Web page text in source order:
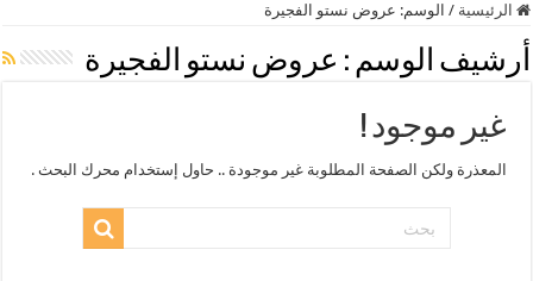
الرئيسية / الوسم: عروض نستو الفجيرة
أرشيف الوسم : عروض نستو الفجيرة
غير موجود !
المعذرة ولكن الصفحة المطلوبة غير موجودة .. حاول إستخدام محرك البحث .